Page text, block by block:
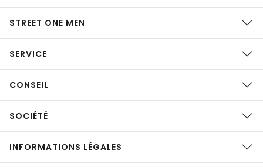
STREET ONE MEN
SERVICE
CONSEIL
SOCIÉTÉ
INFORMATIONS LÉGALES